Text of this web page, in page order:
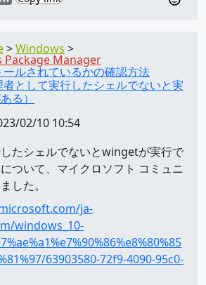
Windows
Manager
ルされているかの確認方法
者として実行したシェルでないと実
る）
02/10 10:54
たシェルでないとwingetが実行で
ついて、マイクロソフト コミュニ
した。
ja-
windows_10-
63903580-72f9-4090-95c0-